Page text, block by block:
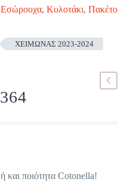
Εσώρουχα, Κυλοτάκι, Πακέτο
ΧΕΙΜΩΝΑΣ 2023-2024
και ποιότητα Cotonella!